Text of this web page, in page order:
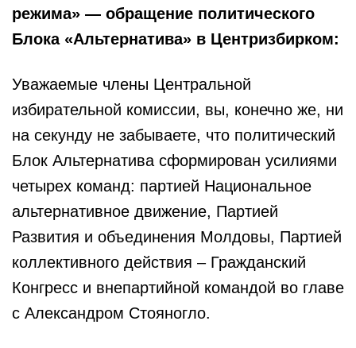
режима» — обращение политического
Блока «Альтернатива» в Центризбирком:
Уважаемые члены Центральной
избирательной комиссии, вы, конечно же, ни
на секунду не забываете, что политический
Блок Альтернатива сформирован усилиями
четырех команд: партией Национальное
альтернативное движение, Партией
Развития и объединения Молдовы, Партией
коллективного действия – Гражданский
Конгресс и внепартийной командой во главе
с Александром Стояногло.